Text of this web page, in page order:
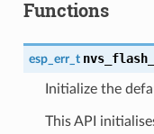
Functions
esp_err_t
Initialize the
This API